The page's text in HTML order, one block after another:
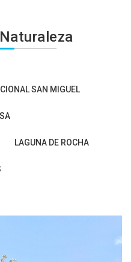
SAN MIGUEL
LAGUNA DE ROCHA